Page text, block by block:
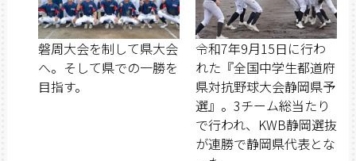
磐周大会を制して県大会
へ。そして県での一勝を
目指す。
令和7年9月15日に行わ
れた『全国中学生都道府
県対抗野球大会静岡県予
選』。3チーム総当たり
で行われ、KWB静岡選抜
が連勝で静岡県代表とな